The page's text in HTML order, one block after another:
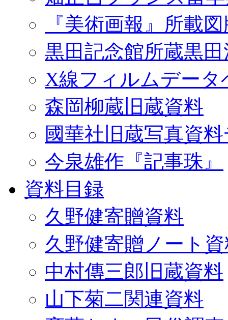
『美術画報』所載
黒田記念館所蔵黒
X線フィルムデータ
森岡柳蔵旧蔵資料
國華社旧蔵写真資
今泉雄作『記事珠』
資料目録
久野健寄贈資料
久野健寄贈ノート
中村傳三郎旧蔵資料
山下菊二関連資料